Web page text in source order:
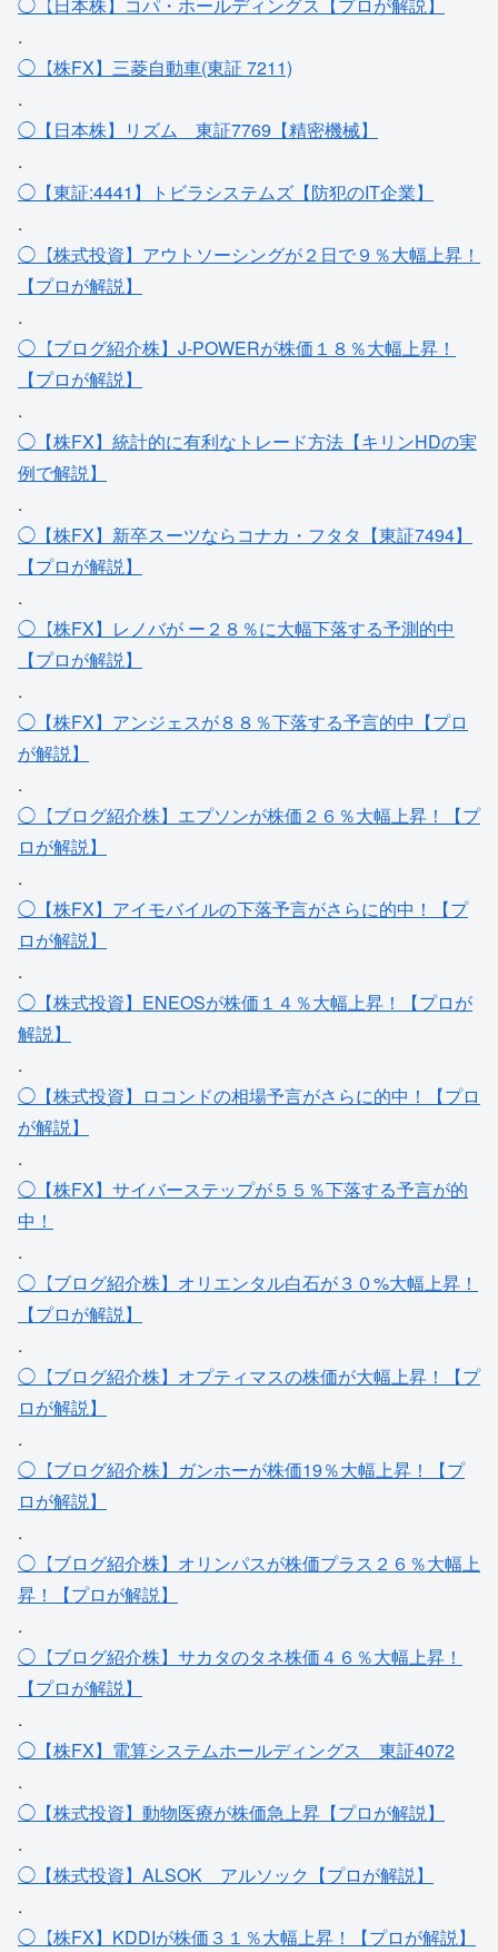
◯【日本株】コパ・ホールディングス【プロが解説】
.
◯【株FX】三菱自動車(東証 7211)
.
◯【日本株】リズム＿東証7769【精密機械】
.
◯【東証:4441】トビラシステムズ【防犯のIT企業】
.
◯【株式投資】アウトソーシングが２日で９％大幅上昇！
【プロが解説】
.
◯【ブログ紹介株】J-POWERが株価１８％大幅上昇！
【プロが解説】
.
◯【株FX】統計的に有利なトレード方法【キリンHDの実
例で解説】
.
◯【株FX】新卒スーツならコナカ・フタタ【東証7494】
【プロが解説】
.
◯【株FX】レノバが ー２８％に大幅下落する予測的中
【プロが解説】
.
◯【株FX】アンジェスが８８％下落する予言的中【プロ
が解説】
.
◯【ブログ紹介株】エプソンが株価２６％大幅上昇！【プ
ロが解説】
.
◯【株FX】アイモバイルの下落予言がさらに的中！【プ
ロが解説】
.
◯【株式投資】ENEOSが株価１４％大幅上昇！【プロが
解説】
.
◯【株式投資】ロコンドの相場予言がさらに的中！【プロ
が解説】
.
◯【株FX】サイバーステップが５５％下落する予言が的
中！
.
◯【ブログ紹介株】オリエンタル白石が３０%大幅上昇！
【プロが解説】
.
◯【ブログ紹介株】オプティマスの株価が大幅上昇！【プ
ロが解説】
.
◯【ブログ紹介株】ガンホーが株価19％大幅上昇！【プ
ロが解説】
.
◯【ブログ紹介株】オリンパスが株価プラス２６％大幅上
昇！【プロが解説】
.
◯【ブログ紹介株】サカタのタネ株価４６％大幅上昇！
【プロが解説】
.
◯【株FX】電算システムホールディングス＿東証4072
.
◯【株式投資】動物医療が株価急上昇【プロが解説】
.
◯【株式投資】ALSOK＿アルソック【プロが解説】
.
◯【株FX】KDDIが株価３１％大幅上昇！【プロが解説】